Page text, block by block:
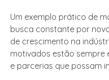
Um exemplo prático de
busca constante por
de crescimento na
motivados estão sempre
e parcerias que possam